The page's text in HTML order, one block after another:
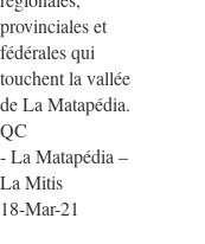
provinciales et
fédérales qui
touchent la vallée
de La Matapédia.
QC
- La Matapédia –
La Mitis
18-Mar-21